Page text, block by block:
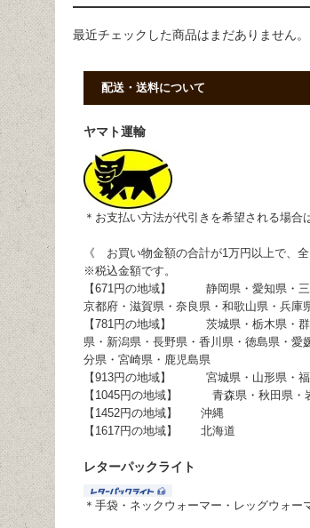
最近チェックした商品はまだありません。
配送・送料について
ヤマト運輸
＊お支払い方法が代引きを希望される場合
《 お買い物金額の合計が1万円以上で、全
※税込金額です。
【671円の地域】 静岡県・愛知県・三
京都府・滋賀県・奈良県・和歌山県・兵庫
【781円の地域】 茨城県・栃木県・群
県・新潟県・長野県・香川県・徳島県・
分県・宮崎県・鹿児島県
【913円の地域】 宮城県・山形県・福
【1045円の地域】 青森県・秋田県・
【1452円の地域】 沖縄
【1617円の地域】 北海道
レターパックライト
＊手袋・ネックウォーマー・レッグウォー